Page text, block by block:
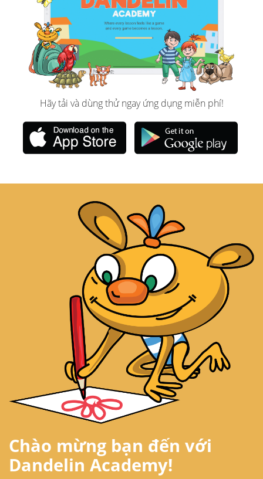
Hãy tải và dùng thử ngay ứng dụng miễn phí!
Chào mừng bạn đến với
Dandelin Academy!